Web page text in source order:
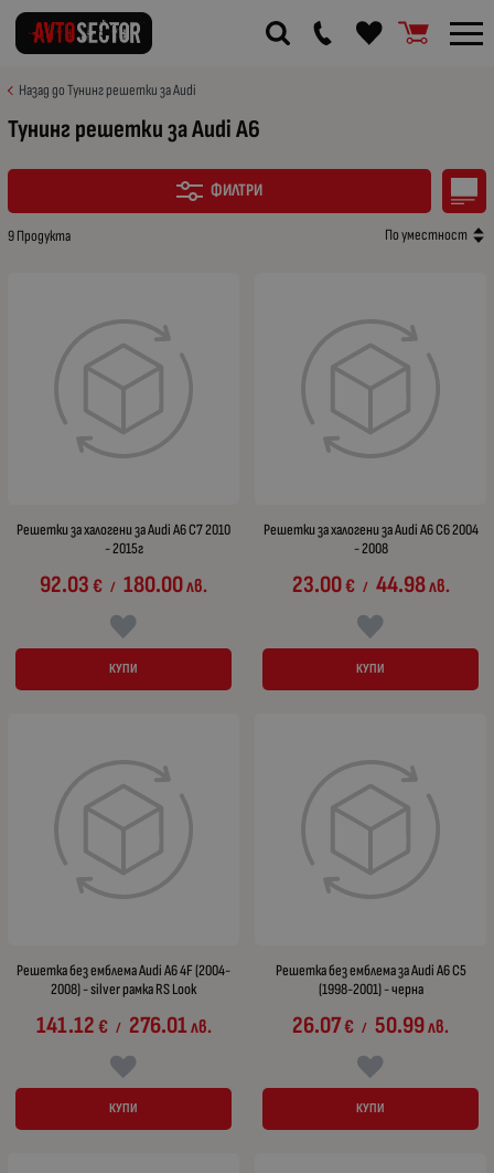
Назад до Тунинг решетки за Audi
Тунинг решетки за Audi A6
ФИЛТРИ
9 Продукта По уместност
Решетки за халогени за Audi A6 C7 2010
- 2015г
92.03€ / 180.00лв.
КУПИ
Решетки за халогени за Audi A6 C6 2004
- 2008
23.00€ / 44.98лв.
КУПИ
Решетка без емблема Audi A6 4F (2004-
2008) - silver рамка RS Look
141.12€ / 276.01лв.
КУПИ
Решетка без емблема за Audi A6 C5
(1998-2001) - черна
26.07€ / 50.99лв.
КУПИ